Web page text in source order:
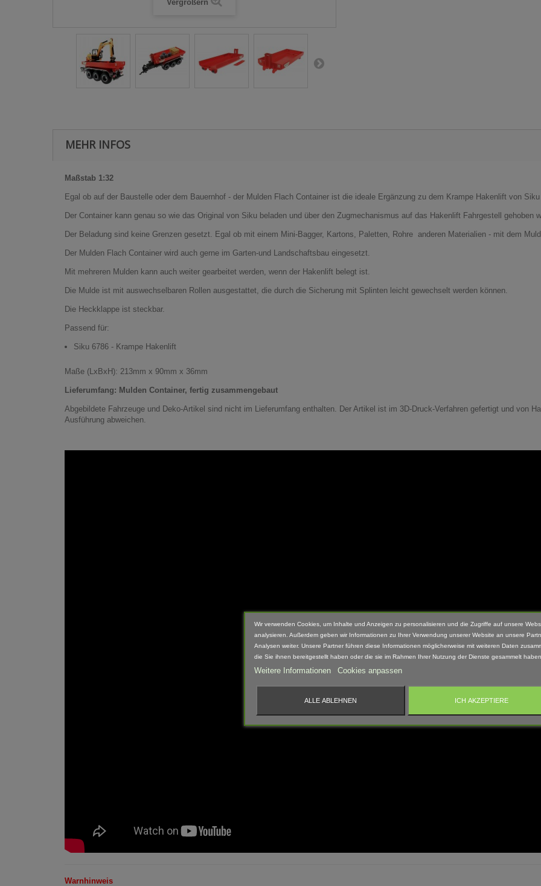
Vergrößern
MEHR INFOS
Maßstab 1:32
Egal ob auf der Baustelle oder dem Bauernhof - der Mulden Flach Container ist die ideale Ergänzung zu dem Krampe Hakenlift von
Der Container kann genau so wie das Original von Siku beladen und über den Zugmechanismus auf das Hakenlift Fahrgestell gehoben
Der Beladung sind keine Grenzen gesetzt. Egal ob mit einem Mini-Bagger, Kartons, Paletten, Rohre anderen Materialien - mit dem
Der Mulden Flach Container wird auch gerne im Garten-und Landschaftsbau eingesetzt.
Mit mehreren Mulden kann auch weiter gearbeitet werden, wenn der Hakenlift belegt ist.
Die Mulde ist mit auswechselbaren Rollen ausgestattet, die durch die Sicherung mit Splinten leicht gewechselt werden können.
Die Heckklappe ist steckbar.
Passend für:
Siku 6786 - Krampe Hakenlift
Maße (LxBxH): 213mm x 90mm x 36mm
Lieferumfang: Mulden Container, fertig zusammengebaut
Abgebildete Fahrzeuge und Deko-Artikel sind nicht im Lieferumfang enthalten. Der Artikel ist im 3D-Druck-Verfahren gefertigt und von
Ausführung abweichen.
Warnhinweis
Wir verwenden Cookies, um Inhalte und Anzeigen zu personalisieren und die Zugriffe auf unsere
analysieren. Außerdem geben wir Informationen zu Ihrer Verwendung unserer Website an unsere
Analysen weiter. Unsere Partner führen diese Informationen möglicherweise mit weiteren Daten
die Sie ihnen bereitgestellt haben oder die sie im Rahmen Ihrer Nutzung der Dienste gesammelt haben.
Weitere Informationen Cookies anpassen
ALLE ABLEHNEN ICH AKZEPTIERE